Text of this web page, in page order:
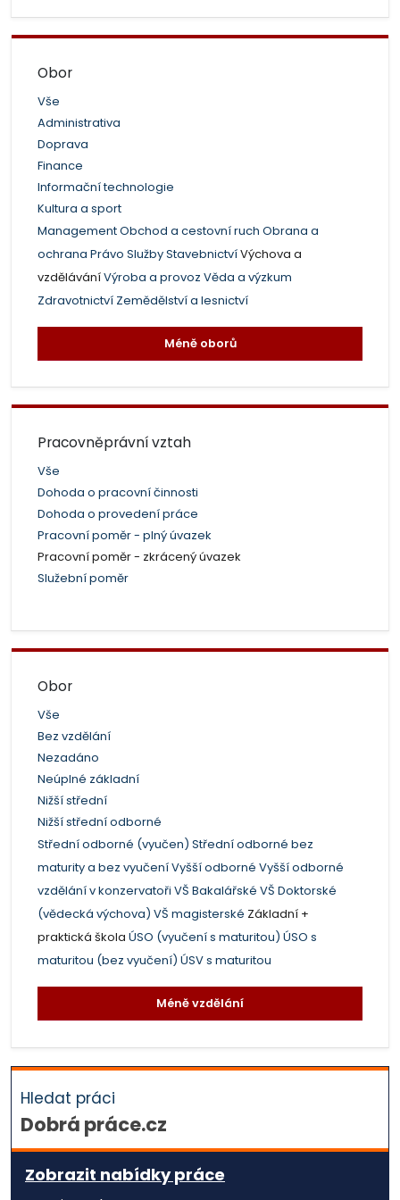
Obor
Vše
Administrativa
Doprava
Finance
Informační technologie
Kultura a sport
ManagementObchod a cestovní ruch Obrana a
ochrana Právo SlužbyStavebnictvíVýchova a
vzděláváníVýroba a provoz Věda a výzkum
Zdravotnictví Zemědělství a lesnictví
Méně oborů
Pracovněprávní vztah
Vše
Dohoda o pracovní činnosti
Dohoda o provedení práce
Pracovní poměr - plný úvazek
Pracovní poměr - zkrácený úvazek
Služební poměr
Obor
Vše
Bez vzdělání
Nezadáno
Neúplné základní
Nižší střední
Nižší střední odborné
Střední odborné (vyučen) Střední odborné bez
maturity a bez vyučeníVyšší odborné Vyšší odborné
vzdělání v konzervatoři VŠ Bakalářské VŠ Doktorské
(vědecká výchova) VŠ magisterské Základní +
praktická škola ÚSO (vyučení s maturitou) ÚSO s
maturitou (bez vyučení) ÚSV s maturitou
Méně vzdělání
Hledat práci
Dobrá práce.cz
Zobrazit nabídky práce